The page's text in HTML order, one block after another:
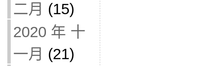
二月 (15)
2020 年 十
一月 (21)